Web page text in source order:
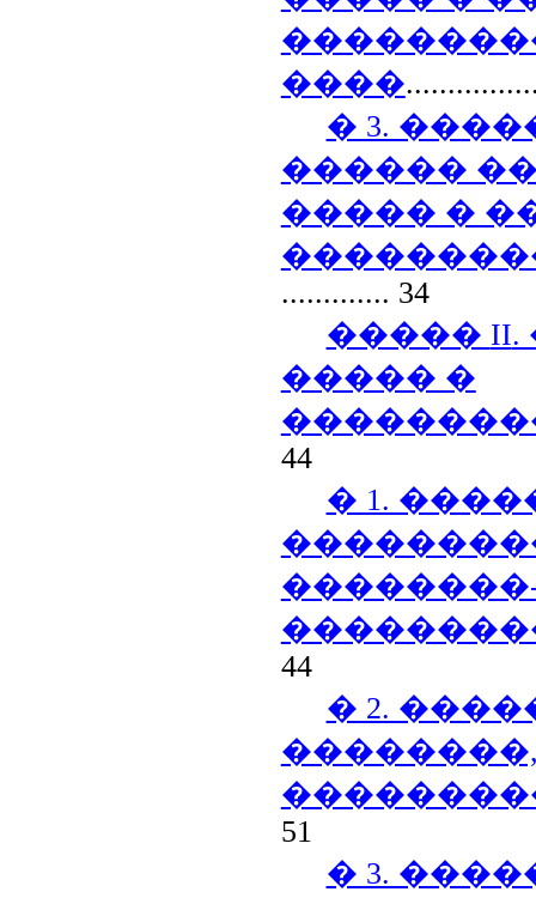
����
� 3.
������
����� �
............. 34
����� II.
����� �
44
� 1.
44
� 2.
51
� 3.